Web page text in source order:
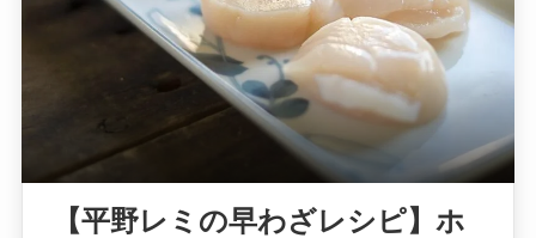
【平野レミの早わざレシピ】ホ